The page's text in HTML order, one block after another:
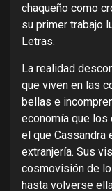
chaqueño como
su primer trabajo
Letras.
La realidad
que viven en las
bellas e
economía que los
el que Cassandra
extranjería. Sus
cosmovisión de
hasta volverse